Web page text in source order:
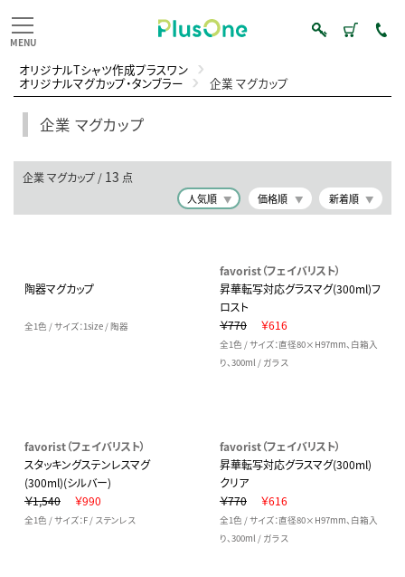
オリジナルTシャツ作成プラスワン
オリジナルマグカップ・タンブラー 企業 マグカップ
企業 マグカップ
企業 マグカップ / 13 点
人気順 価格順 新着順
陶器マグカップ
全1色 / サイズ：1size / 陶器
favorist（フェイバリスト）
昇華転写対応グラスマグ(300ml)フ
ロスト
￥770
￥616
全1色 / サイズ：直径80×H97mm、白箱入
り、300ml / ガラス
favorist（フェイバリスト）
スタッキングステンレスマグ
(300ml)(シルバー)
￥1,540
￥990
全1色 / サイズ：F / ステンレス
favorist（フェイバリスト）
昇華転写対応グラスマグ(300ml)
クリア
￥770
￥616
全1色 / サイズ：直径80×H97mm、白箱入
り、300ml / ガラス